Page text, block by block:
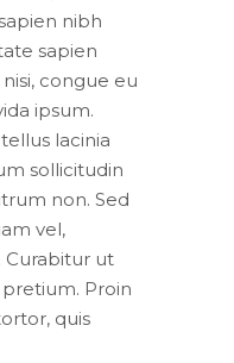
nibh
sapien
congue eu
ipsum.
lacinia
sollicitudin
non. Sed
vel,
Curabitur ut
Proin
quis